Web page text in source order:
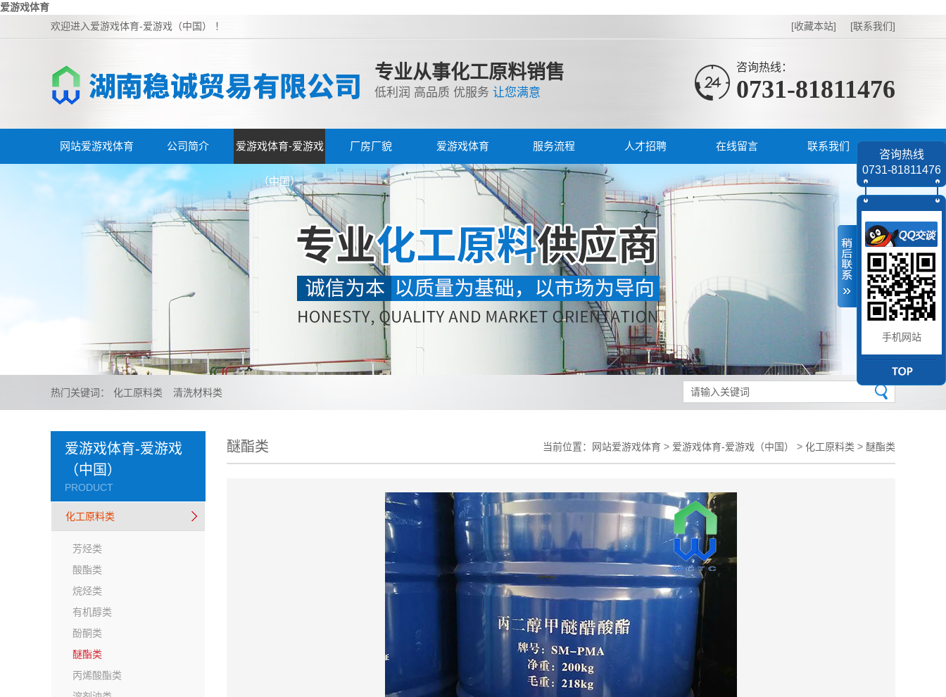
爱游戏体育
欢迎进入爱游戏体育-爱游戏（中国） ！
[收藏本站] [联系我们]
专业从事化工原料销售
低利润 高品质 优服务 让您满意
咨询热线：
0731-81811476
网站爱游戏体育 公司简介 爱游戏体育-爱游戏
（中国）
厂房厂貌 爱游戏体育 服务流程 人才招聘 在线留言 联系我们
热门关键词： 化工原料类 清洗材料类
爱游戏体育-爱游戏
（中国）
PRODUCT
化工原料类
芳烃类
酸酯类
烷烃类
有机醇类
酚酮类
醚酯类
丙烯酸酯类
醚酯类 当前位置： 网站爱游戏体育 > 爱游戏体育-爱游戏（中国） > 化工原料类 > 醚酯类
咨询热线
0731-81811476
手机网站